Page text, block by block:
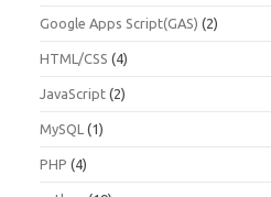
Google Apps Script(GAS) (2)
HTML/CSS (4)
JavaScript (2)
MySQL (1)
PHP (4)